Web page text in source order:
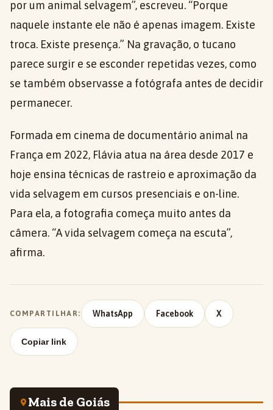
por um animal selvagem”, escreveu. “Porque
naquele instante ele não é apenas imagem. Existe
troca. Existe presença.” Na gravação, o tucano
parece surgir e se esconder repetidas vezes, como
se também observasse a fotógrafa antes de decidir
permanecer.
Formada em cinema de documentário animal na
França em 2022, Flávia atua na área desde 2017 e
hoje ensina técnicas de rastreio e aproximação da
vida selvagem em cursos presenciais e on-line.
Para ela, a fotografia começa muito antes da
câmera. “A vida selvagem começa na escuta”,
afirma.
COMPARTILHAR: WhatsApp Facebook X
Copiar link
Mais de Goiás